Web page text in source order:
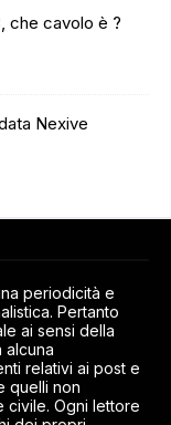
che cavolo è ?
Nexive
periodicità e
Pertanto
ai sensi della
alcuna
relativi ai post e
quelli non
civile. Ogni lettore